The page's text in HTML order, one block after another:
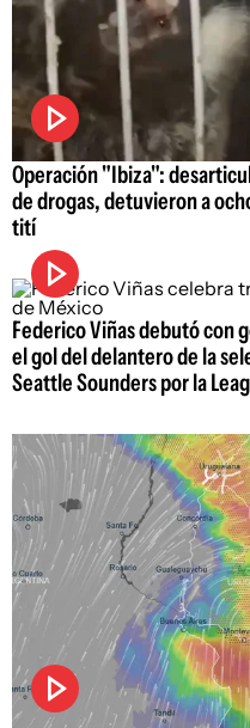
Operación "Ibiza":
de drogas, detuvieron a
tití
Federico Viñas debutó con
el gol del delantero de la
Seattle Sounders por la